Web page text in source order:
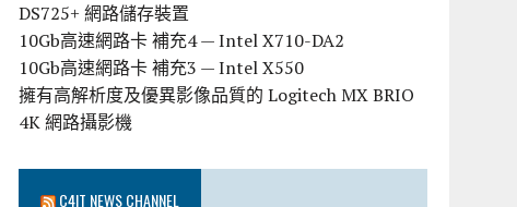
DS725+ 網路儲存裝置
10Gb高速網路卡 補充4 — Intel X710-DA2
10Gb高速網路卡 補充3 — Intel X550
擁有高解析度及優異影像品質的 Logitech MX BRIO
4K 網路攝影機
C4IT NEWS CHANNEL